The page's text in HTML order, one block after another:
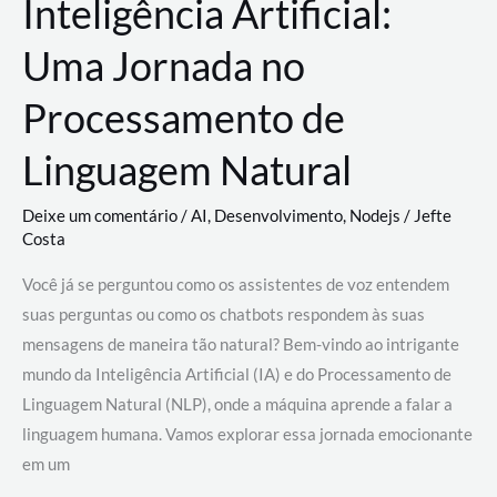
Inteligência Artificial:
Uma Jornada no
Processamento de
Linguagem Natural
Deixe um comentário/AI, Desenvolvimento, Nodejs / Jefte
Costa
Você já se perguntou como os assistentes de voz entendem
suas perguntas ou como os chatbots respondem às suas
mensagens de maneira tão natural? Bem-vindo ao intrigante
mundo da Inteligência Artificial (IA) e do Processamento de
Linguagem Natural (NLP), onde a máquina aprende a falar a
linguagem humana. Vamos explorar essa jornada emocionante
em um